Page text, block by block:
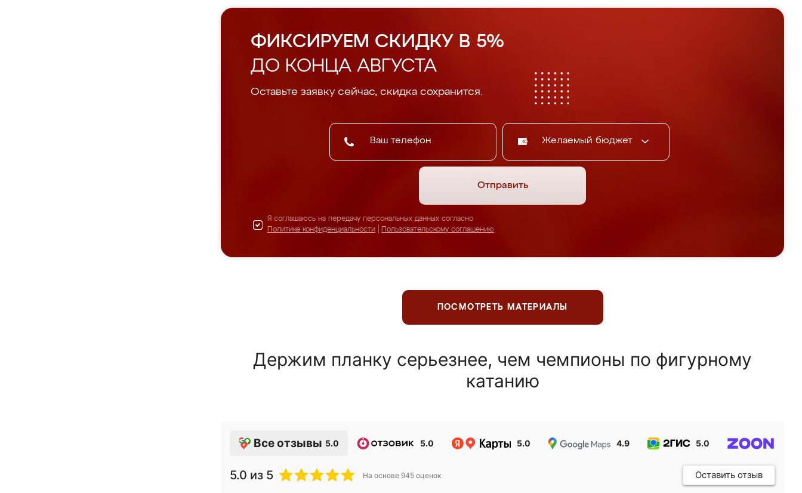
ФИКСИРУЕМ СКИДКУ В 5%
ДО КОНЦА АВГУСТА
Оставьте заявку сейчас, скидка сохранится.
Желаемый бюджет
Отправить
Я соглашаюсь на передачу персональных данных согласно
Политике конфиденциальности
Пользовательскому соглашению
ПОСМОТРЕТЬ МАТЕРИАЛЫ
Держим планку серьезнее, чем чемпионы по фигурному
катанию
Все отзывы 5.0 5.0 5.0 4.9 5.0
5.0 из 5 На основе 945 оценок Оставить отзыв